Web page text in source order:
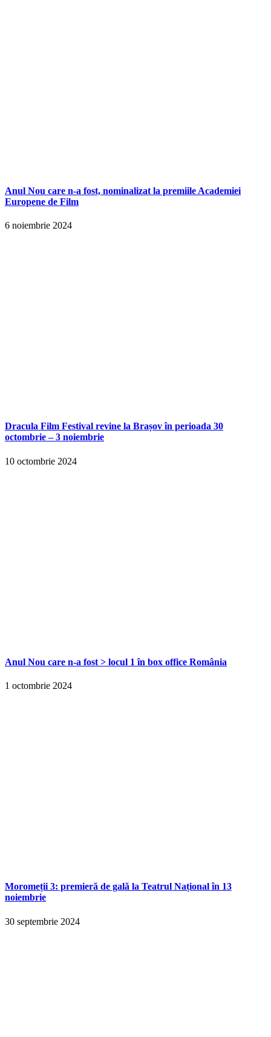
Anul Nou care n-a fost, nominalizat la premiile Academiei
Europene de Film
6 noiembrie 2024
Dracula Film Festival revine la Brașov în perioada 30
octombrie – 3 noiembrie
10 octombrie 2024
Anul Nou care n-a fost > locul 1 în box office România
1 octombrie 2024
Moromeții 3: premieră de gală la Teatrul Național în 13
noiembrie
30 septembrie 2024